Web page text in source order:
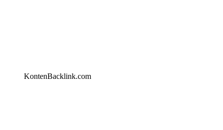
KontenBacklink.com